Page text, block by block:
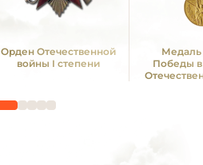
Орден Отечественной
войны I степени
Медаль
Победы